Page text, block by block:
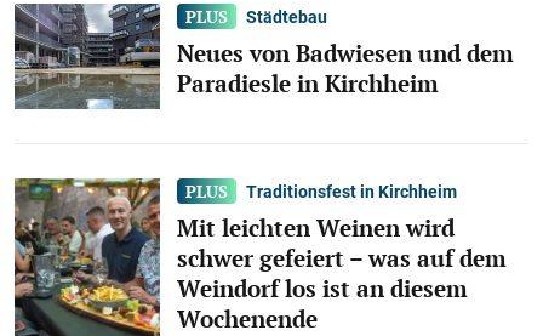
Städtebau
Neues von Badwiesen und dem
Paradiesle in Kirchheim
Traditionsfest in Kirchheim
Mit leichten Weinen wird
schwer gefeiert – was auf dem
Weindorf los ist an diesem
Wochenende